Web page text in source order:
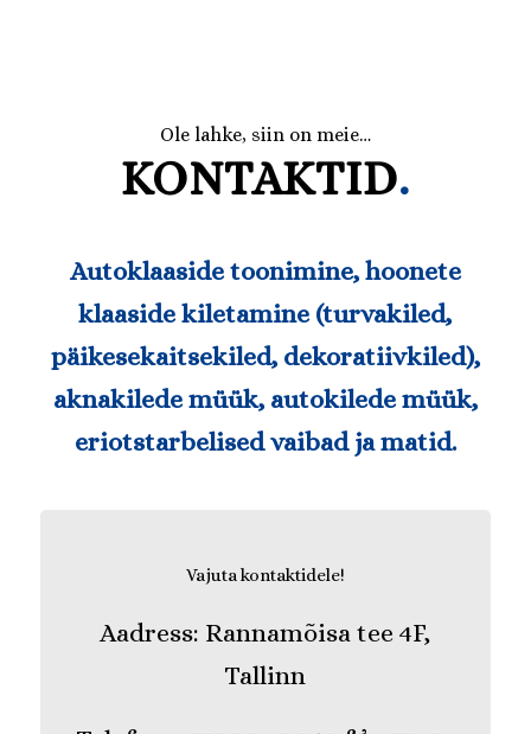
Ole lahke, siin on meie…
KONTAKTID.
Autoklaaside toonimine, hoonete
klaaside kiletamine (turvakiled,
päikesekaitsekiled, dekoratiivkiled),
aknakilede müük, autokilede müük,
eriotstarbelised vaibad ja matid.
Vajuta kontaktidele!
Aadress: Rannamõisa tee 4F,
Tallinn